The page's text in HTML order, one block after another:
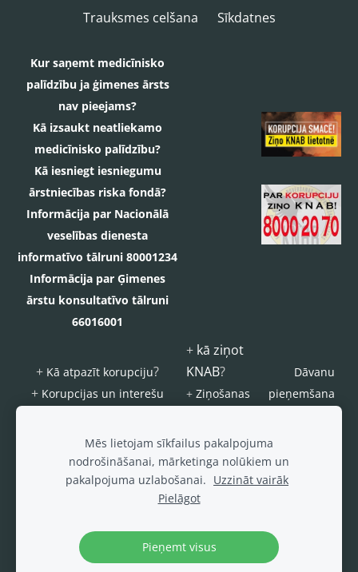
Trauksmes celšana
Sīkdatnes
Kur saņemt medicīnisko
palīdzību ja ģimenes ārsts
nav pieejams?
Kā izsaukt neatliekamo
medicīnisko palīdzību?
Kā iesniegt iesniegumu
ārstniecības riska fondā?
Informācija par Nacionālā
veselības dienesta
informatīvo tālruni 80001234
Informācija par Ģimenes
ārstu konsultatīvo tālruni
66016001
+ Kā atpazīt korupciju?
+ Korupcijas un interešu
kārtība
+ kā ziņot
KNAB?
+ Ziņošanas
"Ziņo
KNAB!"
Dāvanu
pieņemšana
Šajā interneta vietnē ievietotie foto un video materiāli, ja nav norādīts
citādāk, tiek izplatīti saskaņā arCC 4.0 Starptautisks
Universāls (CC0 1.0)licences noteikumiem.
Mēs lietojam sīkfailus pakalpojuma
nodrošināšanai, mārketinga nolūkiem un
pakalpojuma uzlabošanai. Uzzināt vairāk
Pielāgot
Pieņemt visus